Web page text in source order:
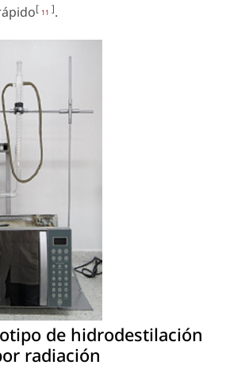
[ 11 ].
de hidrodestilación
radiación